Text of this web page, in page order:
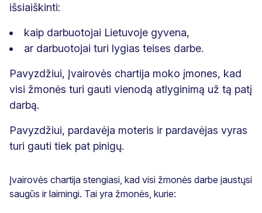
išsiaiškinti:
kaip darbuotojai Lietuvoje gyvena,
ar darbuotojai turi lygias teises darbe.
Pavyzdžiui, Įvairovės chartija moko įmones, kad
visi žmonės turi gauti vienodą atlyginimą už tą patį
darbą.
Pavyzdžiui, pardavėja moteris ir pardavėjas vyras
turi gauti tiek pat pinigų.
Įvairovės chartija stengiasi, kad visi žmonės darbe jaustųsi
saugūs ir laimingi. Tai yra žmonės, kurie: